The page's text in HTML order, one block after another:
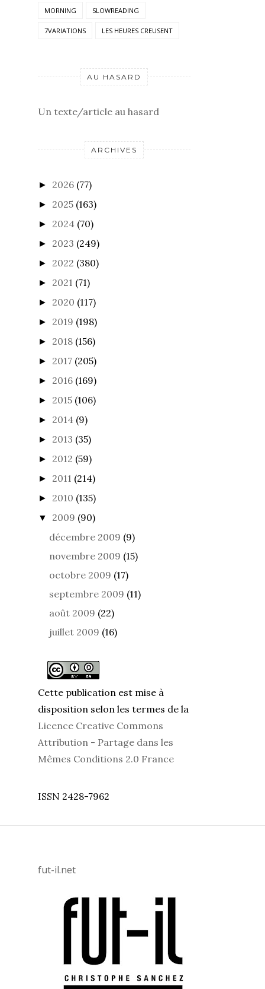
MORNING SLOWREADING
7VARIATIONS LES HEURES CREUSENT
AU HASARD
Un texte/article au hasard
ARCHIVES
► 2026 (77)
► 2025 (163)
► 2024 (70)
► 2023 (249)
► 2022 (380)
► 2021 (71)
► 2020 (117)
► 2019 (198)
► 2018 (156)
► 2017 (205)
► 2016 (169)
► 2015 (106)
► 2014 (9)
► 2013 (35)
► 2012 (59)
► 2011 (214)
► 2010 (135)
▼ 2009 (90)
décembre 2009 (9)
novembre 2009 (15)
octobre 2009 (17)
septembre 2009 (11)
août 2009 (22)
juillet 2009 (16)
Cette publication est mise à
disposition selon les termes de la
Licence Creative Commons
Attribution - Partage dans les
Mêmes Conditions 2.0 France
ISSN 2428-7962
fut-il.net